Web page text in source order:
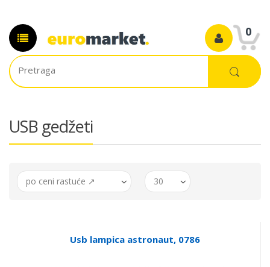
0
USB gedžeti
po ceni rastuće ↗ 30
Usb lampica astronaut, 0786